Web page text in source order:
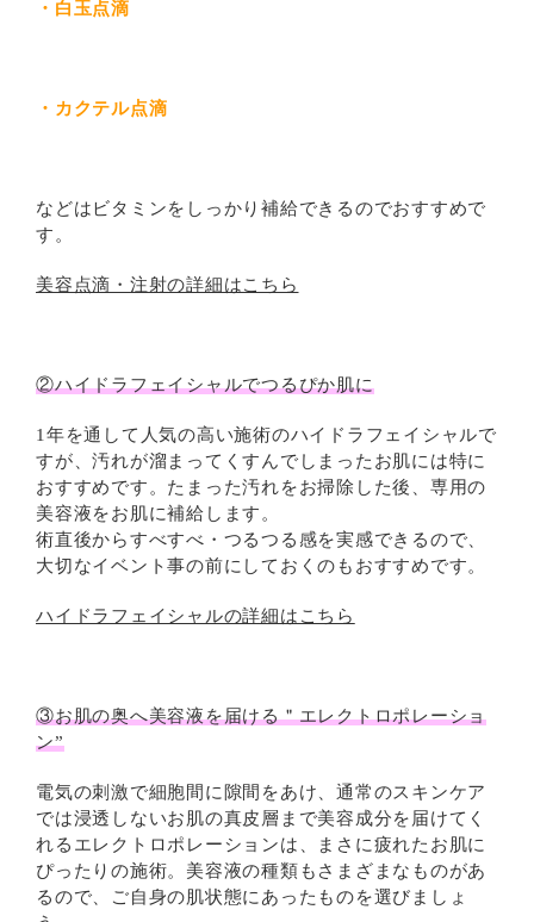
・白玉点滴
・カクテル点滴
などはビタミンをしっかり補給できるのでおすすめで
す。
美容点滴・注射の詳細はこちら
②ハイドラフェイシャルでつるぴか肌に
1年を通して人気の高い施術のハイドラフェイシャルで
すが、汚れが溜まってくすんでしまったお肌には特に
おすすめです。たまった汚れをお掃除した後、専用の
美容液をお肌に補給します。
術直後からすべすべ・つるつる感を実感できるので、
大切なイベント事の前にしておくのもおすすめです。
ハイドラフェイシャルの詳細はこちら
③お肌の奥へ美容液を届ける＂エレクトロポレーショ
ン”
電気の刺激で細胞間に隙間をあけ、通常のスキンケア
では浸透しないお肌の真皮層まで美容成分を届けてく
れるエレクトロポレーションは、まさに疲れたお肌に
ぴったりの施術。美容液の種類もさまざまなものがあ
るので、ご自身の肌状態にあったものを選びましょ